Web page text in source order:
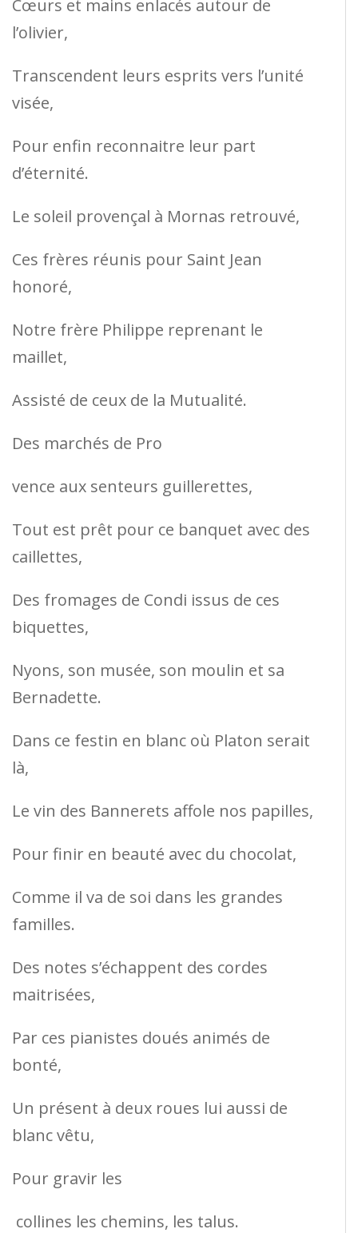
Cœurs et mains enlacés autour de
l’olivier,
Transcendent leurs esprits vers l’unité
visée,
Pour enfin reconnaitre leur part
d’éternité.
Le soleil provençal à Mornas retrouvé,
Ces frères réunis pour Saint Jean
honoré,
Notre frère Philippe reprenant le
maillet,
Assisté de ceux de la Mutualité.
Des marchés de Pro
vence aux senteurs guillerettes,
Tout est prêt pour ce banquet avec des
caillettes,
Des fromages de Condi issus de ces
biquettes,
Nyons, son musée, son moulin et sa
Bernadette.
Dans ce festin en blanc où Platon serait
là,
Le vin des Bannerets affole nos papilles,
Pour finir en beauté avec du chocolat,
Comme il va de soi dans les grandes
familles.
Des notes s’échappent des cordes
maitrisées,
Par ces pianistes doués animés de
bonté,
Un présent à deux roues lui aussi de
blanc vêtu,
Pour gravir les
collines les chemins, les talus.